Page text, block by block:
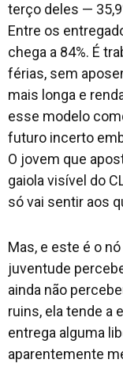
terço deles —
Entre os
chega a 84%. É
férias, sem
mais longa e
esse modelo
futuro incerto
O jovem que
gaiola visível do
só vai sentir aos
Mas, e este é o
juventude
ainda não
ruins, ela tende a
entrega alguma
aparentemente